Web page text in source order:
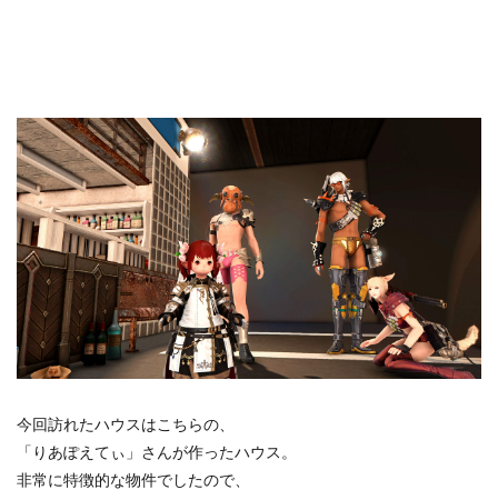
今回訪れたハウスはこちらの、
「りあぽえてぃ」さんが作ったハウス。
非常に特徴的な物件でしたので、